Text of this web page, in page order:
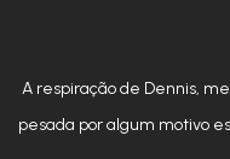
A respiração de Dennis,
pesada por algum motivo